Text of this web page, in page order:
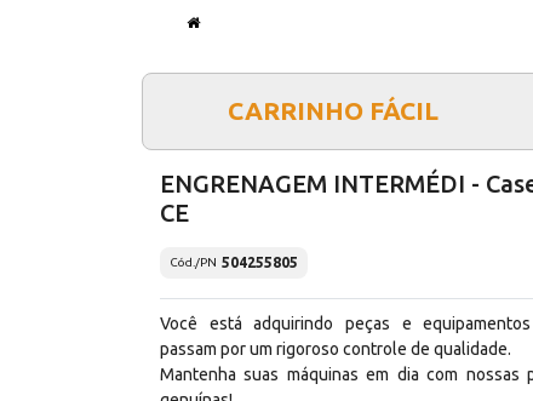
CARRINHO FÁCIL
ENGRENAGEM INTERMÉDI -
CE
Cód./PN 504255805
Você está adquirindo peças e
passam por um rigoroso controle de qualidade.
Mantenha suas máquinas em dia com nossas